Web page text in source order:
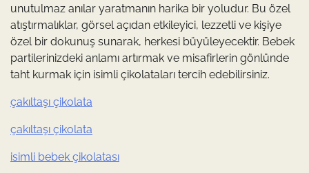
unutulmaz anılar yaratmanın harika bir yoludur. Bu özel
atıştırmalıklar, görsel açıdan etkileyici, lezzetli ve kişiye
özel bir dokunuş sunarak, herkesi büyüleyecektir. Bebek
partilerinizdeki anlamı artırmak ve misafirlerin gönlünde
taht kurmak için isimli çikolataları tercih edebilirsiniz.
çakıltaşı çikolata
çakıltaşı çikolata
isimli bebek çikolatası